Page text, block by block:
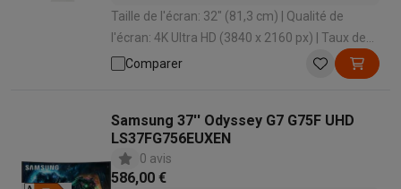
Taille de l'écran: 32" (81,3 cm) | Qualité de
l'écran: 4K Ultra HD (3840 x 2160 px) | Taux de
rafraîchissement: 60 Hz | Temps de réponse: 4
Comparer
Samsung 37'' Odyssey G7 G75F UHD
LS37FG756EUXEN
0 avis
586,00 €